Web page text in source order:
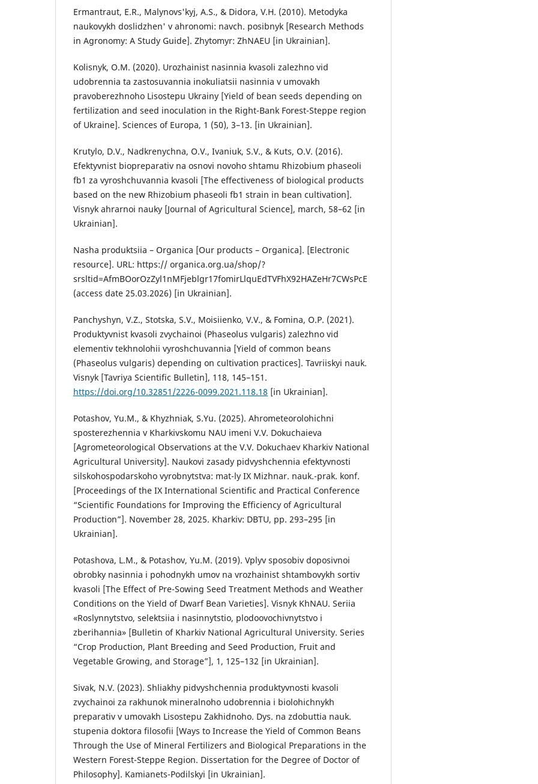
Ermantraut, E.R., Malynovs'kyj, A.S., & Didora, V.H. (2010). Metodyka
naukovykh doslidzhen' v ahronomi: navch. posibnyk [Research Methods
in Agronomy: A Study Guide]. Zhytomyr: ZhNAEU [in Ukrainian].
Kolisnyk, O.M. (2020). Urozhainist nasinnia kvasoli zalezhno vid
udobrennia ta zastosuvannia inokuliatsii nasinnia v umovakh
pravoberezhnoho Lisostepu Ukrainy [Yield of bean seeds depending on
fertilization and seed inoculation in the Right-Bank Forest-Steppe region
of Ukraine]. Sciences of Europa, 1 (50), 3–13. [in Ukrainian].
Krutylo, D.V., Nadkrenychna, O.V., Ivaniuk, S.V., & Kuts, O.V. (2016).
Efektyvnist biopreparativ na osnovi novoho shtamu Rhizobium phaseoli
fb1 za vyroshchuvannia kvasoli [The effectiveness of biological products
based on the new Rhizobium phaseoli fb1 strain in bean cultivation].
Visnyk ahrarnoi nauky [Journal of Agricultural Science], march, 58–62 [in
Ukrainian].
Nasha produktsiia – Organica [Our products – Organica]. [Electronic
resource]. URL: https:// organica.org.ua/shop/?
srsltid=AfmBOorOzZyl1nMFjeblgr17fomirLlquEdTVFhX92HAZeHr7CWsPcE
(access date 25.03.2026) [in Ukrainian].
Panchyshyn, V.Z., Stotska, S.V., Moisiienko, V.V., & Fomina, O.P. (2021).
Produktyvnist kvasoli zvychainoi (Phaseolus vulgaris) zalezhno vid
elementiv tekhnolohii vyroshchuvannia [Yield of common beans
(Phaseolus vulgaris) depending on cultivation practices]. Tavriiskyi nauk.
Visnyk [Tavriya Scientific Bulletin], 118, 145–151.
https://doi.org/10.32851/2226-0099.2021.118.18 [in Ukrainian].
Potashov, Yu.M., & Khyzhniak, S.Yu. (2025). Ahrometeorolohichni
sposterezhennia v Kharkivskomu NAU imeni V.V. Dokuchaieva
[Agrometeorological Observations at the V.V. Dokuchaev Kharkiv National
Agricultural University]. Naukovi zasady pidvyshchennia efektyvnosti
silskohospodarskoho vyrobnytstva: mat-ly IX Mizhnar. nauk.-prak. konf.
[Proceedings of the IX International Scientific and Practical Conference
“Scientific Foundations for Improving the Efficiency of Agricultural
Production”]. November 28, 2025. Kharkiv: DBTU, pp. 293–295 [in
Ukrainian].
Potashova, L.M., & Potashov, Yu.M. (2019). Vplyv sposobiv doposivnoi
obrobky nasinnia i pohodnykh umov na vrozhainist shtambovykh sortiv
kvasoli [The Effect of Pre-Sowing Seed Treatment Methods and Weather
Conditions on the Yield of Dwarf Bean Varieties]. Visnyk KhNAU. Seriia
«Roslynnytstvo, selektsiia i nasinnytstio, plodoovochivnytstvo i
zberihannia» [Bulletin of Kharkiv National Agricultural University. Series
“Crop Production, Plant Breeding and Seed Production, Fruit and
Vegetable Growing, and Storage”], 1, 125–132 [in Ukrainian].
Sivak, N.V. (2023). Shliakhy pidvyshchennia produktyvnosti kvasoli
zvychainoi za rakhunok mineralnoho udobrennia i biolohichnykh
preparativ v umovakh Lisostepu Zakhidnoho. Dys. na zdobuttia nauk.
stupenia doktora filosofii [Ways to Increase the Yield of Common Beans
Through the Use of Mineral Fertilizers and Biological Preparations in the
Western Forest-Steppe Region. Dissertation for the Degree of Doctor of
Philosophy]. Kamianets-Podilskyi [in Ukrainian].